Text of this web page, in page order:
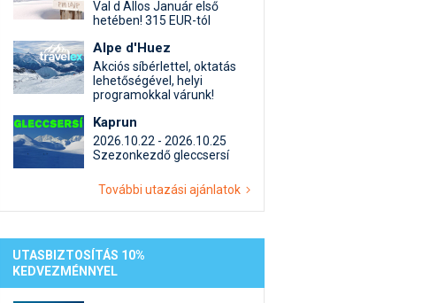
Termékkereső
Minden egyéb síeléshez kapcsolódó téma
A honlappal kapcsolatos kérdések és válaszok
Kötetlen beszélgetések
Val d Allos Január első
hetében! 315 EUR-tól
Alpe d'Huez
Akciós síbérlettel, oktatás
lehetőségével, helyi
programokkal várunk!
Kaprun
2026.10.22 - 2026.10.25
Szezonkezdő gleccsersí
További utazási ajánlatok
UTASBIZTOSÍTÁS 10%
KEDVEZMÉNNYEL